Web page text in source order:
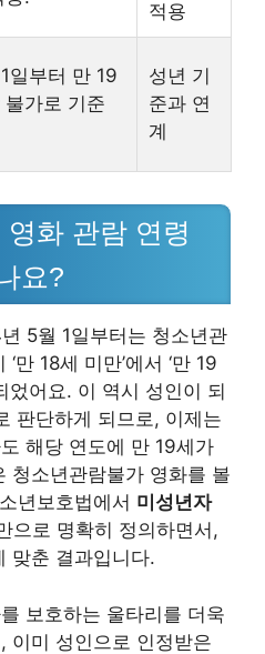
적용
일부터 만 19
가로 기준
성년 기
준과 연
계
화 관람 연령
요?
5월 1일부터는 청소년관
만 18세 미만’에서 ‘만 19
었어요. 이 역시 성인이 되
판단하게 되므로, 이제는
해당 연도에 만 19세가
청소년관람불가 영화를 볼
년보호법에서 미성년자
으로 명확히 정의하면서,
맞춘 결과입니다.
보호하는 울타리를 더욱
이미 성인으로 인정받은